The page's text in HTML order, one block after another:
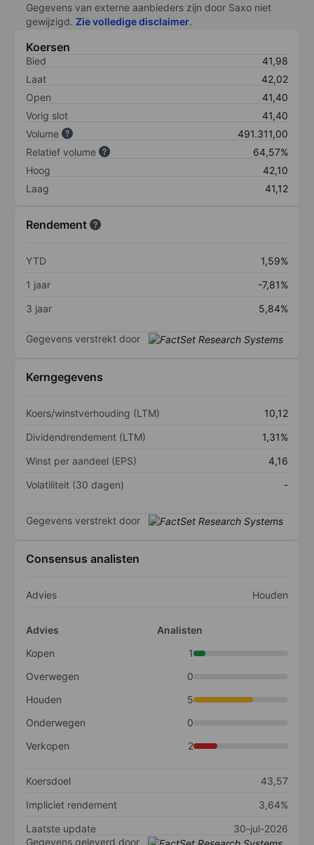
Gegevens van externe aanbieders zijn door Saxo niet
gewijzigd. Zie volledige disclaimer.
Koersen
Bied
41,98
Laat
42,02
Open
41,40
Vorig slot
41,40
Volume
491.311,00
Relatief volume
64,57%
Hoog
42,10
Laag
41,12
Rendement
YTD
1,59%
1 jaar
-7,81%
3 jaar
5,84%
Gegevens verstrekt door
Kerngegevens
Koers/winstverhouding (LTM)
10,12
Dividendrendement (LTM)
1,31%
Winst per aandeel (EPS)
4,16
Volatiliteit (30 dagen)
-
Gegevens verstrekt door
Consensus analisten
Advies Houden
Advies
Analisten
Kopen
1
Overwegen
0
Houden
5
Onderwegen
0
Verkopen
2
Koersdoel
43,57
Impliciet rendement
3,64%
Laatste update
30-jul-2026
Gegevens geleverd door